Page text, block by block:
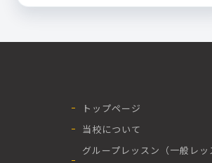
トップページ
当校について
グループレッスン（一般レッ